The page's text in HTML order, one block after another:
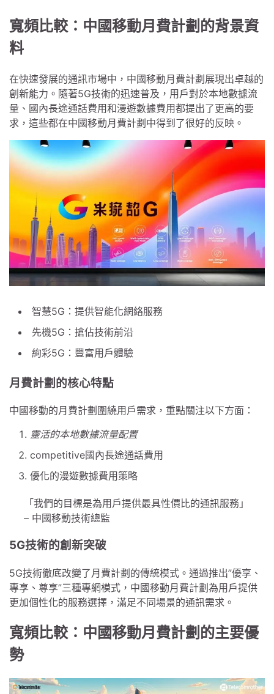
寬頻比較：中國移動月費計劃的背景資
料
在快速發展的通訊市場中，中國移動月費計劃展現出卓越的
創新能力。隨著5G技術的迅速普及，用戶對於本地數據流
量、國內長途通話費用和漫遊數據費用都提出了更高的要
求，這些都在中國移動月費計劃中得到了很好的反映。
智慧5G：提供智能化網絡服務
先機5G：搶佔技術前沿
絢彩5G：豐富用戶體驗
月費計劃的核心特點
中國移動的月費計劃圍繞用戶需求，重點關注以下方面：
靈活的本地數據流量配置
competitive國內長途通話費用
優化的漫遊數據費用策略
「我們的目標是為用戶提供最具性價比的通訊服務」
– 中國移動技術總監
5G技術的創新突破
5G技術徹底改變了月費計劃的傳統模式。通過推出”優享、
專享、尊享”三種專網模式，中國移動月費計劃為用戶提供
更加個性化的服務選擇，滿足不同場景的通訊需求。
寬頻比較：中國移動月費計劃的主要優
勢